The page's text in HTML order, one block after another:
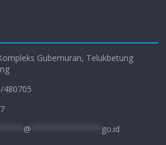
Gubernuran, Telukbetung
480705
@ go.id